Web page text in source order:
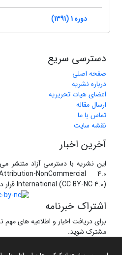
دوره 1 (1391)
دسترسی سریع
صفحه اصلی
درباره نشریه
اعضای هیات تحریریه
ارسال مقاله
تماس با ما
نقشه سایت
آخرین اخبار
این نشریه با دسترسی آزاد منتشر
NonCommercial 4.0
International (CC BY-NC 4.0) قرار دارند.
اشتراک خبرنامه
برای دریافت اخبار و اطلاعیه های مهم
مشترک شوید.